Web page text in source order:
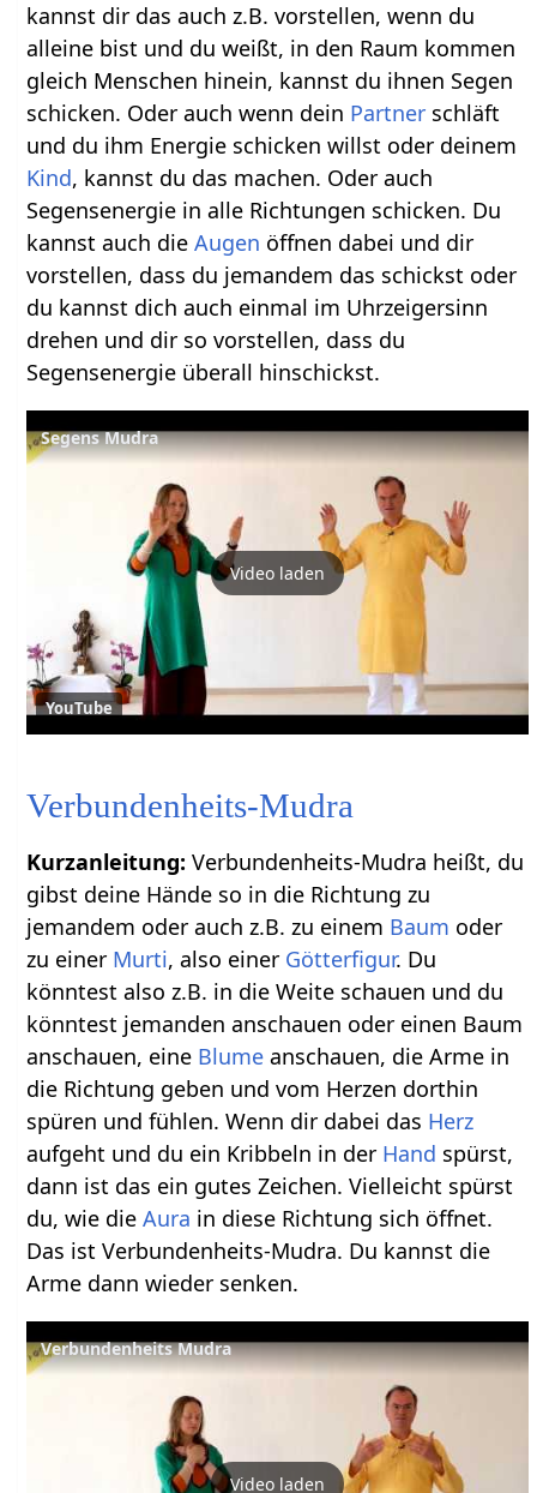
kannst dir das auch z.B. vorstellen, wenn du
alleine bist und du weißt, in den Raum kommen
gleich Menschen hinein, kannst du ihnen Segen
schicken. Oder auch wenn dein Partner schläft
und du ihm Energie schicken willst oder deinem
Kind, kannst du das machen. Oder auch
Segensenergie in alle Richtungen schicken. Du
kannst auch dieAugen öffnen dabei und dir
vorstellen, dass du jemandem das schickst oder
du kannst dich auch einmal im Uhrzeigersinn
drehen und dir so vorstellen, dass du
Segensenergie überall hinschickst.
Segens Mudra
Video laden
YouTube
Verbundenheits-Mudra
Kurzanleitung: Verbundenheits-Mudra heißt, du
gibst deine Hände so in die Richtung zu
jemandem oder auch z.B. zu einem Baum oder
zu einer Murti, also einer Götterfigur. Du
könntest also z.B. in die Weite schauen und du
könntest jemanden anschauen oder einen Baum
anschauen, eine Blume anschauen, die Arme in
die Richtung geben und vom Herzen dorthin
spüren und fühlen. Wenn dir dabei das Herz
aufgeht und du ein Kribbeln in der Hand spürst,
dann ist das ein gutes Zeichen. Vielleicht spürst
du, wie dieAura in diese Richtung sich öffnet.
Das ist Verbundenheits-Mudra. Du kannst die
Arme dann wieder senken.
Verbundenheits Mudra
Video laden